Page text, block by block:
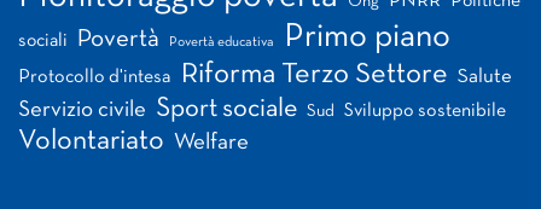
sociali Povertà Povertà educativa Primo piano
Protocollo d'intesa Riforma Terzo Settore Salute
Servizio civile Sport sociale Sud Sviluppo sostenibile
Volontariato Welfare